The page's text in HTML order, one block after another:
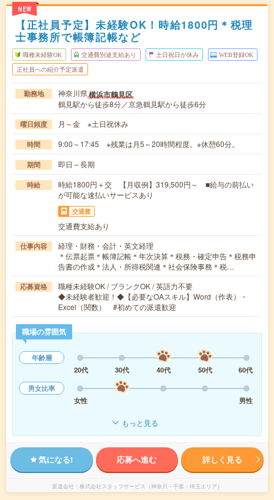
NEW
【正社員予定】未経験OK！時給1800円＊税理
士事務所で帳簿記帳など
職種未経験OK 交通費別途支給あり 土日祝日が休み WEB登録OK
正社員への紹介予定派遣
勤務地 神奈川県横浜市鶴見区
鶴見駅から徒歩8分／京急鶴見駅から徒歩6分
曜日頻度 月～金 ※土日祝休み
時間 9:00～17:45 ※残業は月5～20時間程度。※休憩60分。
期間 即日～長期
時給
時給1800円＋交 【月収例】319,500円～ ■給与の前払い
が可能な速払いサービスあり
交通費
交通費支給あり
仕事内容
経理・財務・会計・英文経理
＊伝票起票＊帳簿記帳＊年次決算＊税務・確定申告＊税務申
告書の作成＊法人・所得税関連＊社会保険事務＊税…
応募資格
職種未経験OK / ブランクOK / 英語力不要
◆未経験者歓迎！◆【必要なOAスキル】Word（作表）・
Excel（関数） #初めての派遣歓迎
職場の雰囲気
年齢層
20代
30代 40代 50代
60代
男女比率
女性
男性
もっと見る
気になる! 応募へ進む 詳しく見る
派遣会社 株式会社スタッフサービス（神奈川・千葉・埼玉エリア）